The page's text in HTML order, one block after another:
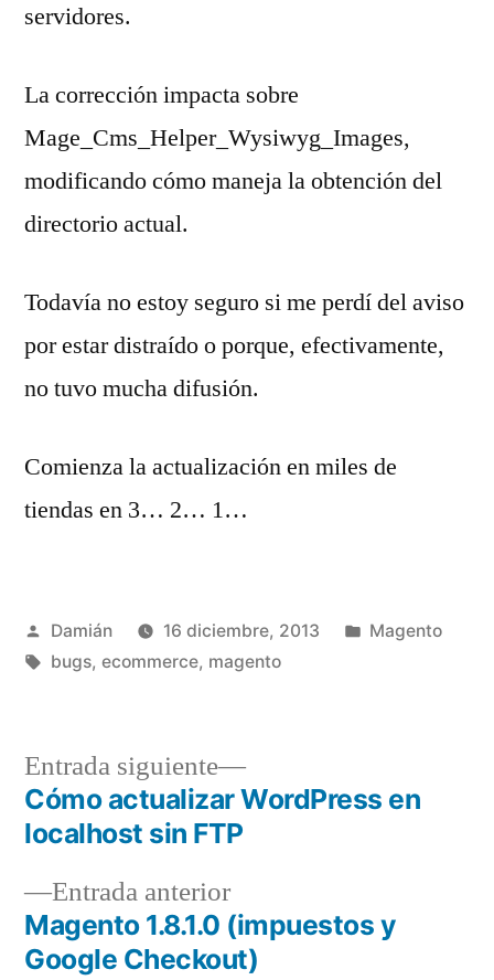
servidores.
La corrección impacta sobre
Mage_Cms_Helper_Wysiwyg_Images,
modificando cómo maneja la obtención del
directorio actual.
Todavía no estoy seguro si me perdí del aviso
por estar distraído o porque, efectivamente,
no tuvo mucha difusión.
Comienza la actualización en miles de
tiendas en 3… 2… 1…
Publicado
por
Damián 16 diciembre, 2013
Publicado
Magento
Etiquetas:
bugs, ecommerce, magento
Navegación
entradas
Entrada anteriorEntrada
anterior:
Magento 1.8.1.0 (impuestos y
Google Checkout)
Entrada siguiente
Entrada
siguiente:
Cómo actualizar WordPress en
localhost sin FTP